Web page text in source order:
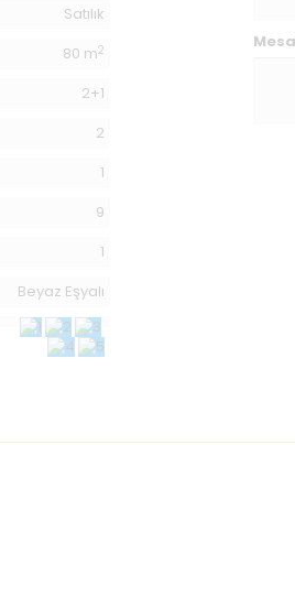
Satılık
80 m2
2+1
2
1
9
1
Beyaz Eşyalı